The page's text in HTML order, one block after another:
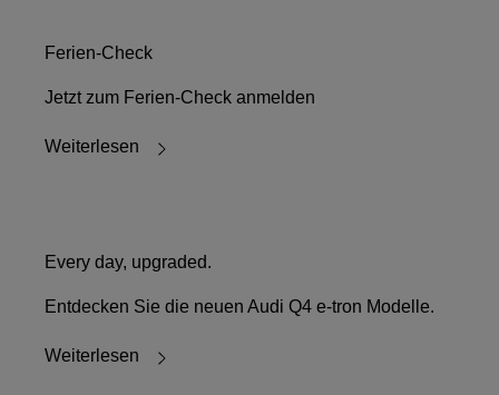
Ferien-Check
Jetzt zum Ferien-Check anmelden
Weiterlesen
Every day, upgraded.
Entdecken Sie die neuen Audi Q4 e-tron Modelle.
Weiterlesen